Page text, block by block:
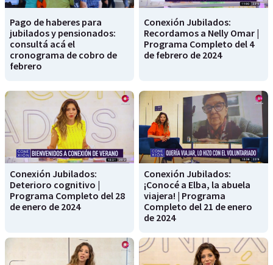
Pago de haberes para
jubilados y pensionados:
consultá acá el
cronograma de cobro de
febrero
Conexión Jubilados:
Recordamos a Nelly Omar |
Programa Completo del 4
de febrero de 2024
Conexión Jubilados:
Deterioro cognitivo |
Programa Completo del 28
de enero de 2024
Conexión Jubilados:
¡Conocé a Elba, la abuela
viajera! | Programa
Completo del 21 de enero
de 2024